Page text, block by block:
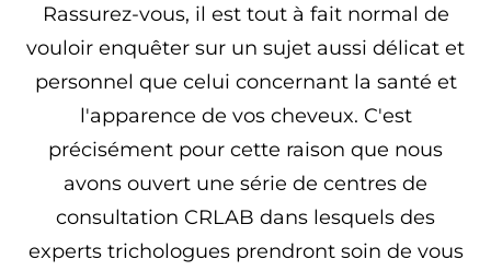
Rassurez-vous, il est tout à fait normal de
vouloir enquêter sur un sujet aussi délicat et
personnel que celui concernant la santé et
l'apparence de vos cheveux. C'est
précisément pour cette raison que nous
avons ouvert une série de centres de
consultation CRLAB dans lesquels des
experts trichologues prendront soin de vous